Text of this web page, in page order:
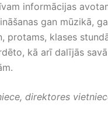
informācijas
gan mūzikā,
protams, klases
kā arī dalījās
direktores